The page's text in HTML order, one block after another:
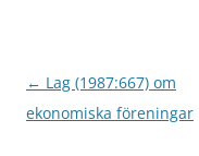
Inläggsnavigering
← Lag (1987:667) om
ekonomiska föreningar